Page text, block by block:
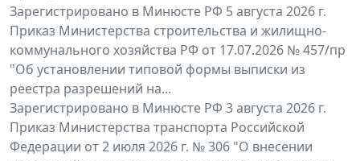
Зарегистрировано в Минюсте РФ 5 августа 2026 г.
Приказ Министерства строительства и жилищно-
коммунального хозяйства РФ от 17.07.2026 № 457/пр
"Об установлении типовой формы выписки из
реестра разрешений на...
Зарегистрировано в Минюсте РФ 3 августа 2026 г.
Приказ Министерства транспорта Российской
Федерации от 2 июля 2026 г. № 306 "О внесении